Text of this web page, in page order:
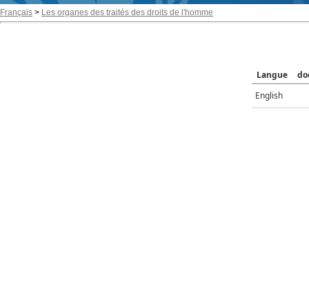
Français > Les organes des traités des droits de l'homme
Langue
English